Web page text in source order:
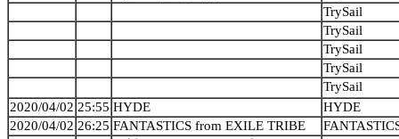
TrySail
TrySail
TrySail
TrySail
TrySail
2020/04/02 25:55 HYDE
HYDE
2020/04/02 26:25 FANTASTICS from EXILE TRIBE